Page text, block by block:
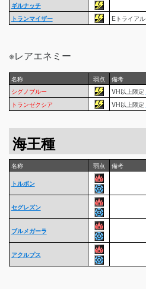
ギルナッチ
トランマイザー
Eトライアル
※レアエネミー
名称 弱点
備考
シグノブルー
VH以上限定
トランゼクシア
VH以上限定
海王種
名称 弱点
備考
トルボン
セグレズン
ブルメガーラ
アクルプス